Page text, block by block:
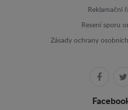
Reklamační
Resení sporu
Zásady ochrany